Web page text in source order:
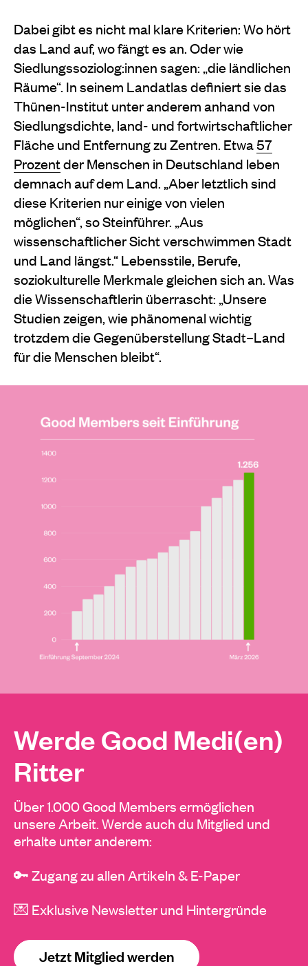
Dabei gibt es nicht mal klare Kriterien: Wo hört
das Land auf, wo fängt es an. Oder wie
Siedlungssoziolog:innen sagen: „die ländlichen
Räume“. In seinem Landatlas definiert sie das
Thünen-Institut unter anderem anhand von
Siedlungsdichte, land- und fortwirtschaftlicher
Fläche und Entfernung zu Zentren. Etwa57
Prozentder Menschen in Deutschland leben
demnach auf dem Land. „Aber letztlich sind
diese Kriterien nur einige von vielen
möglichen“, so Steinführer. „Aus
wissenschaftlicher Sicht verschwimmen Stadt
und Land längst.“ Lebensstile, Berufe,
soziokulturelle Merkmale gleichen sich an. Was
die Wissenschaftlerin überrascht: „Unsere
Studien zeigen, wie phänomenal wichtig
trotzdem die Gegenüberstellung Stadt–Land
für die Menschen bleibt“.
Werde Good Medi(en)
Ritter
Über 1.000 Good Members ermöglichen
unsere Arbeit. Werde auch du Mitglied und
erhalte unter anderem:
🔑 Zugang zu allen Artikeln & E-Paper
💌 Exklusive Newsletter und Hintergründe
Jetzt Mitglied werden